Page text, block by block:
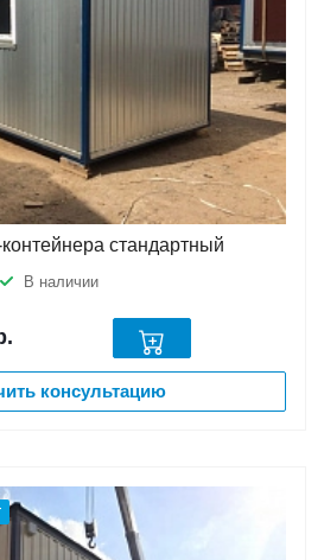
стандартный
В наличии
консультацию